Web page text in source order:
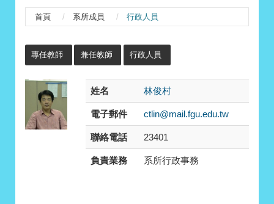
首頁 系所成員 行政人員
專任教師 兼任教師 行政人員
姓名 林俊村
電子郵件 ctlin@mail.fgu.edu.tw
聯絡電話 23401
負責業務 系所行政事務